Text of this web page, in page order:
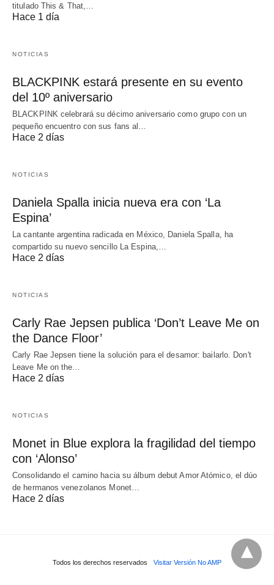
titulado This & That,…
Hace 1 día
NOTICIAS
BLACKPINK estará presente en su evento
del 10º aniversario
BLACKPINK celebrará su décimo aniversario como grupo con un
pequeño encuentro con sus fans al…
Hace 2 días
NOTICIAS
Daniela Spalla inicia nueva era con ‘La
Espina’
La cantante argentina radicada en México, Daniela Spalla, ha
compartido su nuevo sencillo La Espina,…
Hace 2 días
NOTICIAS
Carly Rae Jepsen publica ‘Don’t Leave Me on
the Dance Floor’
Carly Rae Jepsen tiene la solución para el desamor: bailarlo. Don't
Leave Me on the…
Hace 2 días
NOTICIAS
Monet in Blue explora la fragilidad del tiempo
con ‘Alonso’
Consolidando el camino hacia su álbum debut Amor Atómico, el dúo
de hermanos venezolanos Monet…
Hace 2 días
Todos los derechos reservados Visitar Versión No AMP